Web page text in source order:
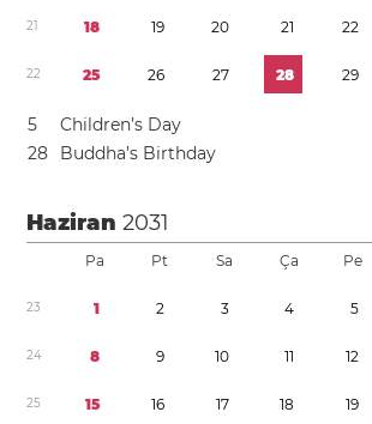
21 18 19 20 21 22
22 25 26 27 28 29
5
Children’s Day
28 Buddha’s Birthday
Haziran2031
Pa Pt Sa Ça Pe
23 1 2 3 4 5
24 8 9 10 11 12
25 15 16 17 18 19